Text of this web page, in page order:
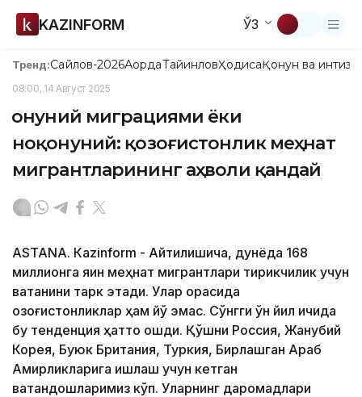
KAZINFORM ЎЗ
Тренд:Сайлов-2026АқордаТайинловҲодисаҚонун ва
08:00, 14 Август 2025
Қонуний миграциями ёки
ноқонуний: қозоғистонлик меҳнат
мигрантларининг аҳволи қандай
ASTANА. Кazinform - Айтилишича, дунёда 168
миллионга яқин меҳнат мигрантлари тирикчилик учун
ватанини тарк этади. Улар орасида
қозоғистонликлар ҳам йўқ эмас. Сўнгги ўн йил ичида
бу тенденция ҳатто ошди. Қўшни Россия, Жанубий
Корея, Буюк Британия, Туркия, Бирлашган Араб
Амирликларига ишлаш учун кетган
ватандошларимиз кўп. Уларнинг даромадлари